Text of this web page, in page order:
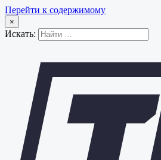
Перейти к содержимому
×
Искать: